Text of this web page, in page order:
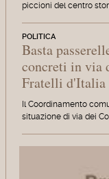
piccioni del centro
POLITICA
Basta
concreti in via
Fratelli d'Italia
Il Coordinamento
situazione di via dei